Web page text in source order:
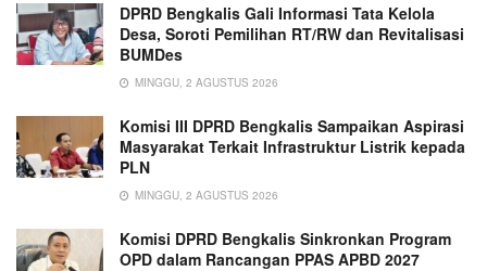
DPRD Bengkalis Gali Informasi Tata Kelola
Desa, Soroti Pemilihan RT/RW dan Revitalisasi
BUMDes
MINGGU, 2 AGUSTUS 2026
Komisi III DPRD Bengkalis Sampaikan Aspirasi
Masyarakat Terkait Infrastruktur Listrik kepada
PLN
MINGGU, 2 AGUSTUS 2026
Komisi DPRD Bengkalis Sinkronkan Program
OPD dalam Rancangan PPAS APBD 2027